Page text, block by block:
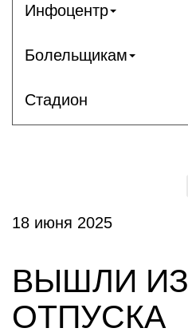
Инфоцентр
Болельщикам
Стадион
18 июня 2025
ВЫШЛИ ИЗ
ОТПУСКА